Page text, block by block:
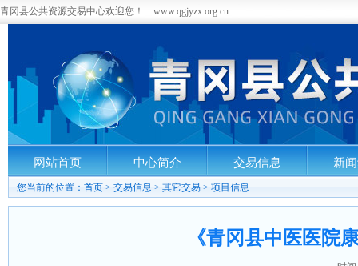
青冈县公共资源交易中心欢迎您！ www.qgjyzx.org.cn
网站首页 中心简介 交易信息 新
您当前的位置： 首页 > 交易信息 > 其它交易 > 项目信息
《青冈县中医医院